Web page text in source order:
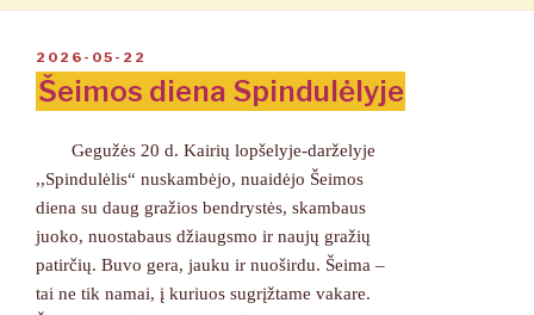
PASKELBTA
2026-05-22
Šeimos diena Spindulėlyje
Gegužės 20 d. Kairių lopšelyje-darželyje
,,Spindulėlis“ nuskambėjo, nuaidėjo Šeimos
diena su daug gražios bendrystės, skambaus
juoko, nuostabaus džiaugsmo ir naujų gražių
patirčių. Buvo gera, jauku ir nuoširdu. Šeima –
tai ne tik namai, į kuriuos sugrįžtame vakare.